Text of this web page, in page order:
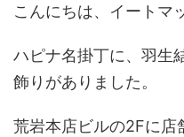
こんにちは、イートマ
ハピナ名掛丁に、羽生
飾りがありました。
荒岩本店ビルの2Fに店